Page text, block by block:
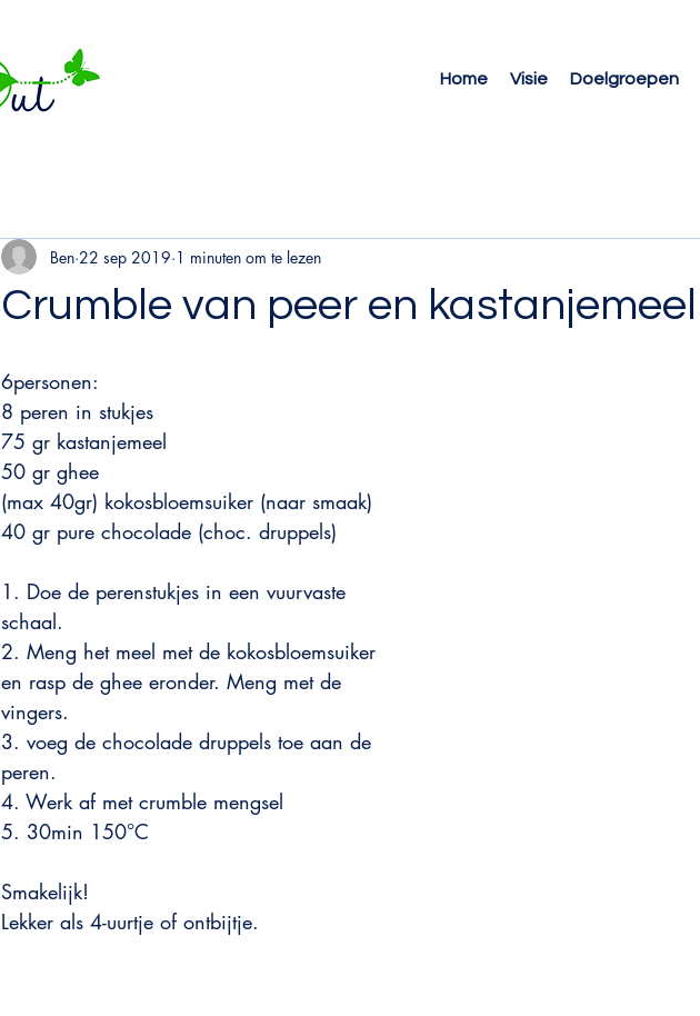
Home Visie Doelgroepen
Crumble van peer en kastanjemeel
Ben 22 sep 2019 1 minuten om te lezen
6personen:
8 peren in stukjes
75 gr kastanjemeel
50 gr ghee
(max 40gr) kokosbloemsuiker (naar smaak)
40 gr pure chocolade (choc. druppels)
1. Doe de perenstukjes in een vuurvaste
schaal.
2. Meng het meel met de kokosbloemsuiker
en rasp de ghee eronder. Meng met de
vingers.
3. voeg de chocolade druppels toe aan de
peren.
4. Werk af met crumble mengsel
5. 30min 150°C
Smakelijk!
Lekker als 4-uurtje of ontbijtje.